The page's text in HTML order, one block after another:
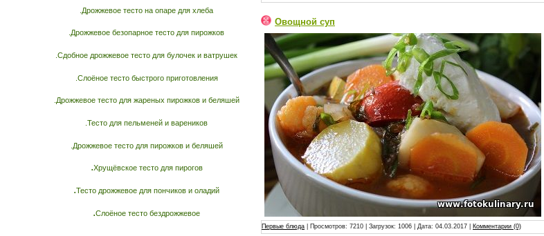
.Дрожжевое тесто на опаре для хлеба
.Дрожжевое безопарное тесто для пирожков
.Сдобное дрожжевое тесто для булочек и ватрушек
.Слоёное тесто быстрого приготовления
.Дрожжевое тесто для жареных пирожков и беляшей
.Тесто для пельменей и вареников
.Дрожжевое тесто для пирожков и беляшей
.Хрущёвское тесто для пирогов
.Тесто дрожжевое для пончиков и оладий
.Слоёное тесто бездрожжевое
Овощной суп
Первые блюда | Просмотров: 7210 | Загрузок: 1006 | Дата: 04.03.2017 Комментарии (0)